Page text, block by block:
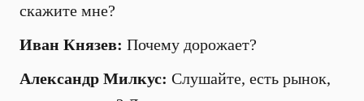
скажите мне?
Иван Князев: Почему дорожает?
Александр Милкус: Слушайте, есть рынок,